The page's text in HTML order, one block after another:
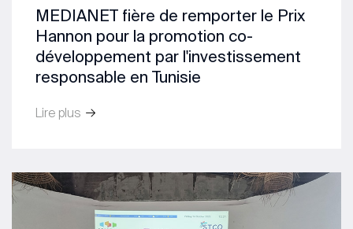
MEDIANET fière de remporter le Prix
Hannon pour la promotion co-
développement par l'investissement
responsable en Tunisie
Lire plus